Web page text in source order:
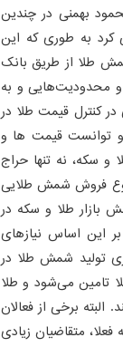
بهمنی در چندین
کرد به طوری که این
حراج شمش طلا از طریق بانک
و محدودیت‌هایی و به
کنترل قیمت طلا در
و توانست قیمت ها و
و سکه، نه تنها حراج
فروش شمش طلایی
بازار طلا و سکه در
این اساس نیازهای
تولید شمش طلا در
تامین می‌شود و طلا
برخی از فعالان
متقاضیان زیادی